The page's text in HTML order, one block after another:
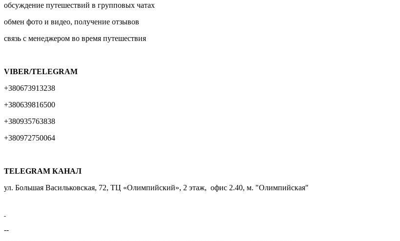
обсуждение путешествий в групповых чатах
обмен фото и видео, получение отзывов
связь с менеджером во время путешествия
VIBER/TELEGRAM
‎‎‎‎+380673913238
+380639816500
+380935763838
+380972750064
TELEGRAM КАНАЛ
ул. Большая Васильковская, 72, ТЦ «Олимпийский», 2 этаж, офис 2.40, м. "Олимпийская"
--